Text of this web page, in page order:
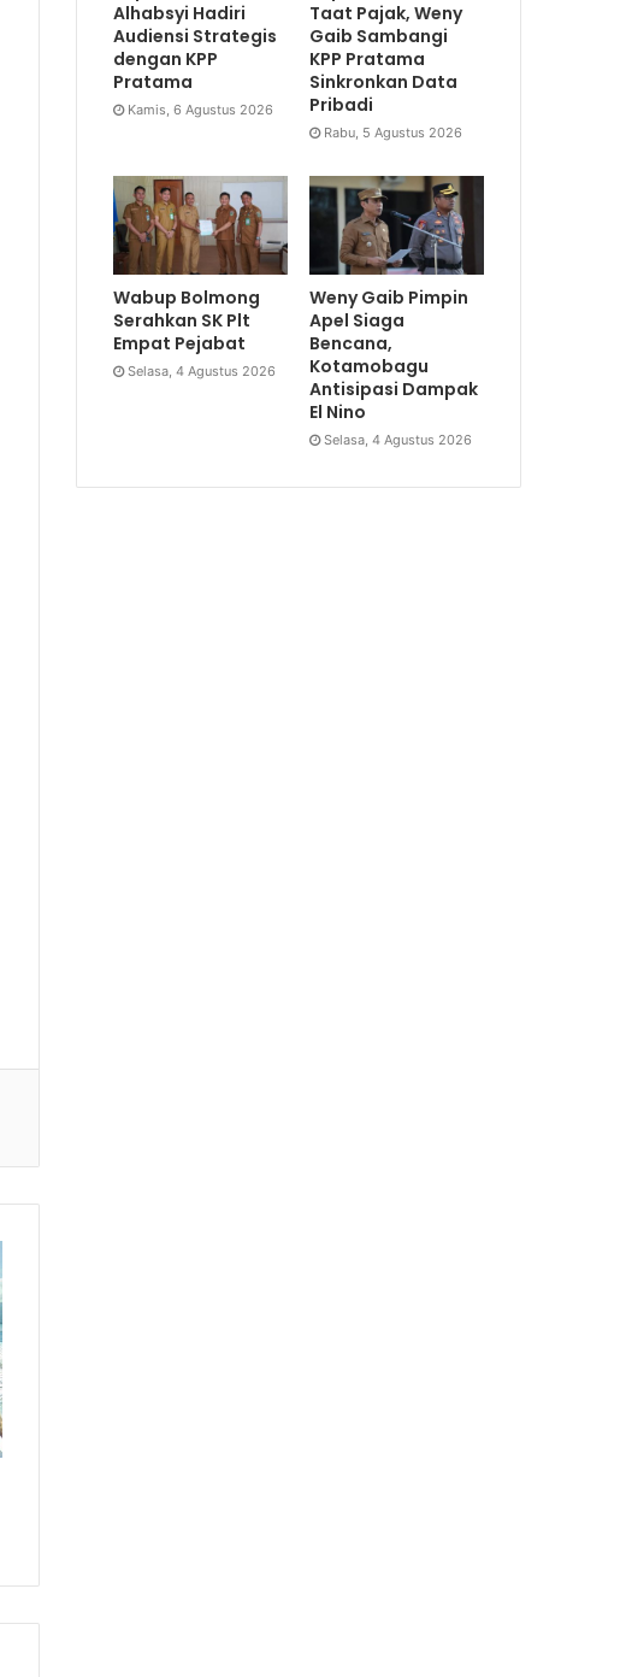
Alhabsyi Hadiri
Audiensi Strategis
dengan KPP
Pratama
Kamis, 6 Agustus 2026
Taat Pajak, Weny
Gaib Sambangi
KPP Pratama
Sinkronkan Data
Pribadi
Rabu, 5 Agustus 2026
Wabup Bolmong
Serahkan SK Plt
Empat Pejabat
Selasa, 4 Agustus 2026
Weny Gaib Pimpin
Apel Siaga
Bencana,
Kotamobagu
Antisipasi Dampak
El Nino
Selasa, 4 Agustus 2026